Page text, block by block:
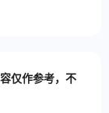
仅作参考，不